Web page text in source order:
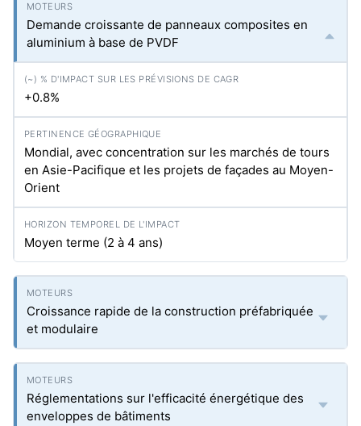
Demande croissante de panneaux composites en
aluminium à base de PVDF
+0.8%
Mondial, avec concentration sur les marchés de tours
en Asie-Pacifique et les projets de façades au Moyen-
Orient
Moyen terme (2 à 4 ans)
Croissance rapide de la construction préfabriquée
et modulaire
Réglementations sur l'efficacité énergétique des
enveloppes de bâtiments